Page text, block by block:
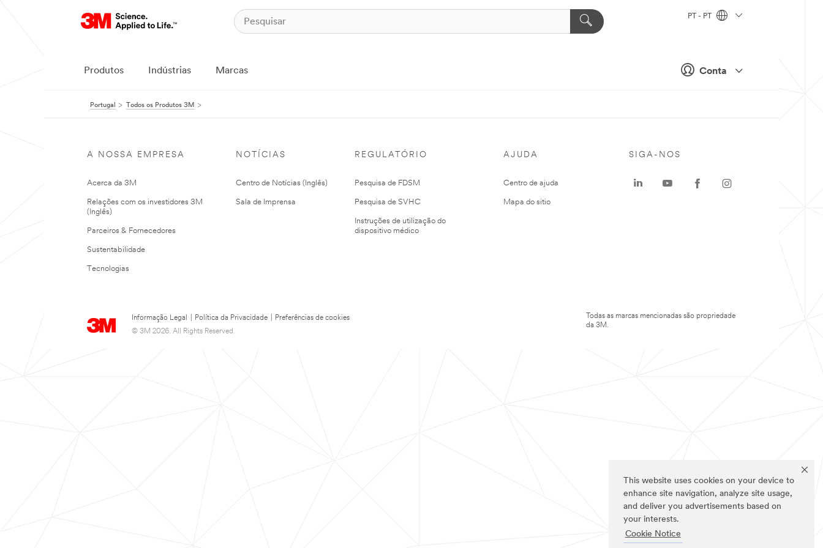
This website uses cookies on your device to
enhance site navigation, analyze site usage,
and deliver you advertisements based on
your interests.
Cookie Notice
Conta
PT - PT
Produtos Indústrias Marcas
Portugal Todos os Produtos 3M
A NOSSA EMPRESA
Acerca da 3M
Relações com os investidores 3M
(Inglês)
Parceiros & Fornecedores
Sustentabilidade
Tecnologias
NOTÍCIAS
Centro de Notícias (Inglês)
Sala de Imprensa
REGULATÓRIO
Pesquisa de FDSM
Pesquisa de SVHC
Instruções de utilização do
dispositivo médico
AJUDA
Centro de ajuda
Mapa do sitio
Informação Legal Política da Privacidade
Preferências de cookies
© 3M 2026. All Rights Reserved.
SIGA-NOS
Todas as marcas mencionadas são propriedade
da 3M.